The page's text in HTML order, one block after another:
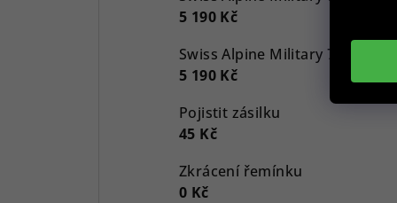
5 190 Kč
5 190 Kč
Pojistit zásilku
45 Kč
Zkrácení řemínku
0 Kč